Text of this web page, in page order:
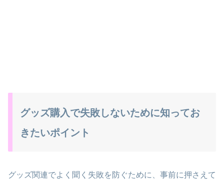
グッズ購入で失敗しないために知ってお
きたいポイント
グッズ関連でよく聞く失敗を防ぐために、事前に押さえて